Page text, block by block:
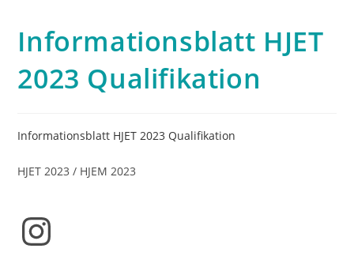
Informationsblatt HJET
2023 Qualifikation
Informationsblatt HJET 2023 Qualifikation
HJET 2023 / HJEM 2023
Instagram